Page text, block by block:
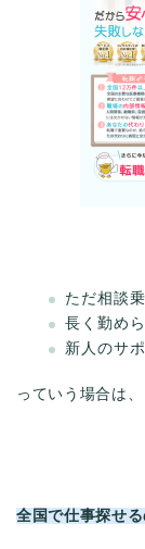
ただ相談
長く勤め
新人のサ
っていう場合は
全国で仕事探せ